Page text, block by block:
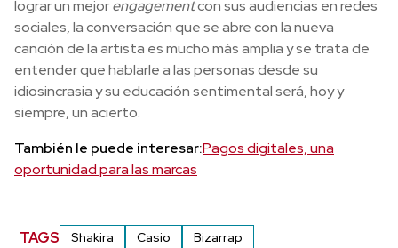
lograr un mejorengagementcon sus audiencias en redes
sociales, la conversación que se abre con la nueva
canción de la artista es mucho más amplia y se trata de
entender que hablarle a las personas desde su
idiosincrasia y su educación sentimental será, hoy y
siempre, un acierto.
También le puede interesar:Pagos digitales, una
oportunidad para las marcas
TAGS Shakira Casio Bizarrap